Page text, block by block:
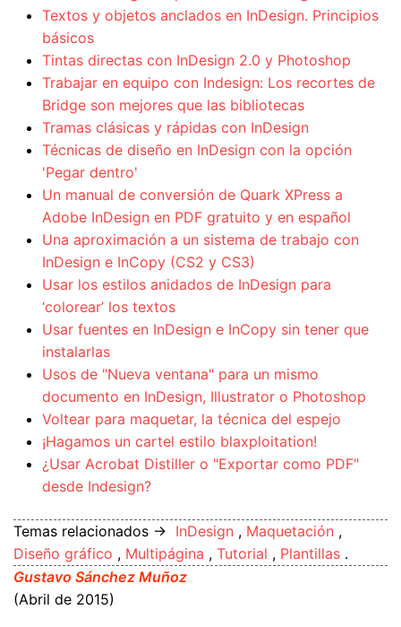
Textos y objetos anclados en InDesign. Principios
básicos
Tintas directas con InDesign 2.0 y Photoshop
Trabajar en equipo con Indesign: Los recortes de
Bridge son mejores que las bibliotecas
Tramas clásicas y rápidas con InDesign
Técnicas de diseño en InDesign con la opción
'Pegar dentro'
Un manual de conversión de Quark XPress a
Adobe InDesign en PDF gratuito y en español
Una aproximación a un sistema de trabajo con
InDesign e InCopy (CS2 y CS3)
Usar los estilos anidados de InDesign para
‘colorear’ los textos
Usar fuentes en InDesign e InCopy sin tener que
instalarlas
Usos de "Nueva ventana" para un mismo
documento en InDesign, Illustrator o Photoshop
Voltear para maquetar, la técnica del espejo
¡Hagamos un cartel estilo blaxploitation!
¿Usar Acrobat Distiller o "Exportar como PDF"
desde Indesign?
Temas relacionados → InDesign , Maquetación ,
Diseño gráfico , Multipágina , Tutorial , Plantillas .
Gustavo Sánchez Muñoz
(Abril de 2015)